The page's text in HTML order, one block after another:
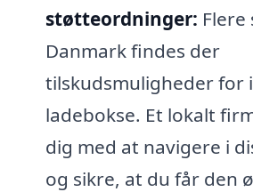
støtteordninger: Flere
Danmark findes der
tilskudsmuligheder for
ladebokse. Et lokalt
dig med at navigere i
og sikre, at du får den